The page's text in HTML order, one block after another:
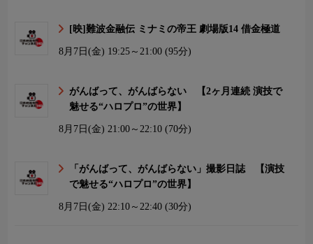
[映]難波金融伝 ミナミの帝王 劇場版14 借金極道
8月7日(金) 19:25～21:00 (95分)
がんばって、がんばらない 【2ヶ月連続 演技で
魅せる“ハロプロ”の世界】
8月7日(金) 21:00～22:10 (70分)
「がんばって、がんばらない」撮影日誌 【演技
で魅せる“ハロプロ”の世界】
8月7日(金) 22:10～22:40 (30分)